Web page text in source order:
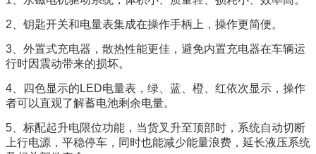
2、钥匙开关和电量表集成在操作手柄上，操作更简便。
3、外置式充电器，散热性能更佳，避免内置充电器在车辆运
行时因震动带来的损坏。
4、四色显示的LED电量表，绿、蓝、橙、红依次显示，操作
者可以直观了解蓄电池剩余电量。
5、标配起升电限位功能，当货叉升至顶部时，系统自动切断
上行电源，平稳停车，同时也能减少能量浪费，延长液压系统